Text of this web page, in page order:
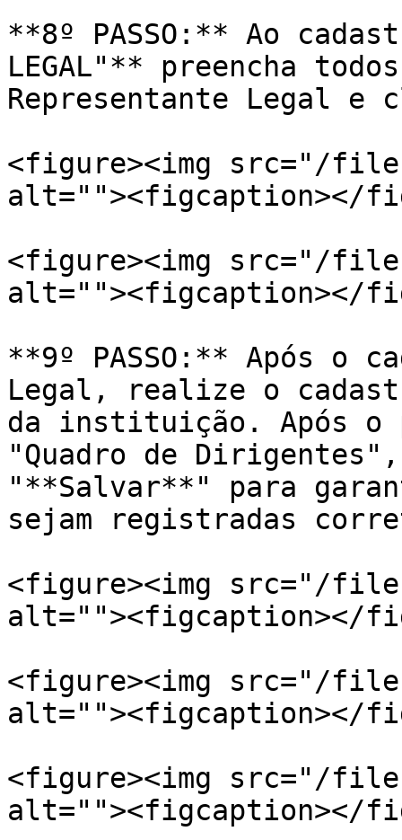
**8º PASSO:** Ao
LEGAL"** preencha
Representante Legal e
<figure><img src="/files/
alt=""><figcaption></
<figure><img src="/files/
alt=""><figcaption></
**9º PASSO:** Após o
Legal, realize o
da instituição. Após o
"Quadro de
"**Salvar**" para
sejam registradas
<figure><img src="/files/
alt=""><figcaption></
<figure><img src="/files/
alt=""><figcaption></
<figure><img src="/
alt=""><figcaption></